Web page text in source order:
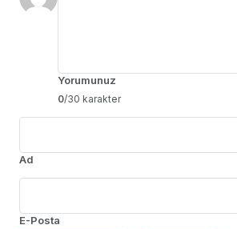
Yorumunuz
0/30 karakter
Ad
E-Posta